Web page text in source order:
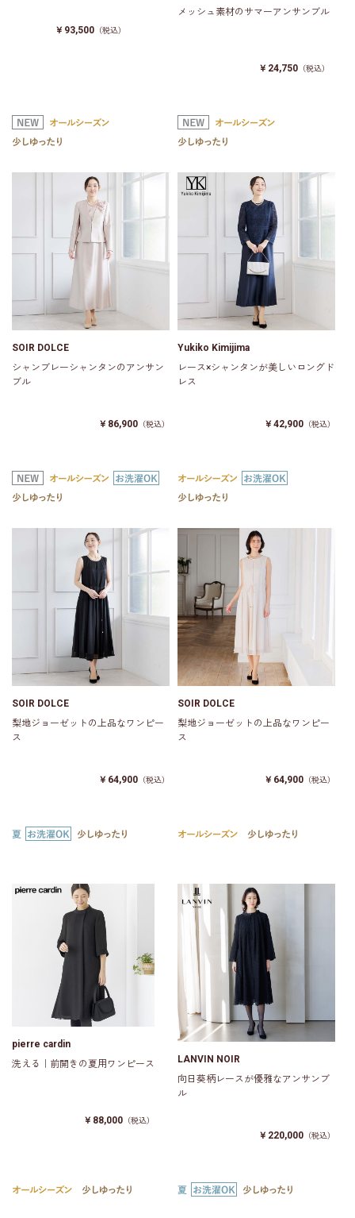
￥93,500 （税込）
メッシュ素材のサマーアンサンブル
￥24,750 （税込）
SOIR DOLCE
シャンブレーシャンタンのアンサン
ブル
￥86,900 （税込）
Yukiko Kimijima
レース×シャンタンが美しいロングド
レス
￥42,900 （税込）
SOIR DOLCE
梨地ジョーゼットの上品なワンピー
ス
￥64,900 （税込）
SOIR DOLCE
梨地ジョーゼットの上品なワンピー
ス
￥64,900 （税込）
pierre cardin
洗える｜前開きの夏用ワンピース
￥88,000 （税込）
LANVIN NOIR
向日葵柄レースが優雅なアンサンブ
ル
￥220,000 （税込）